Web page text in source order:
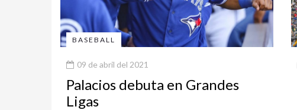
BASEBALL
09 de abril del 2021
Palacios debuta en Grandes
Ligas